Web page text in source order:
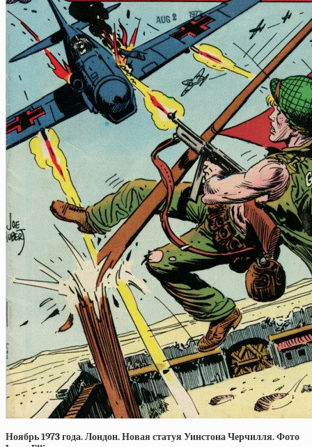
Ноябрь 1973 года. Лондон. Новая статуя Уинстона Черчилля. Фото